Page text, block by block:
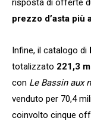
prezzo d’asta più
Infine, il catalogo di
totalizzato 221,3
con Le Bassin aux
venduto per 70,4
coinvolto cinque